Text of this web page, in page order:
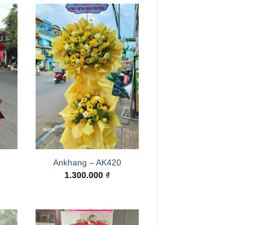
Ankhang – AK420
1.300.000 ₫